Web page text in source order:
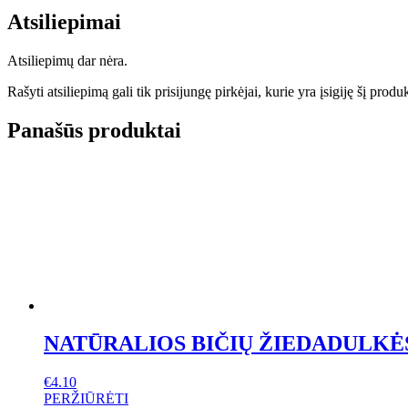
Atsiliepimai
Atsiliepimų dar nėra.
Rašyti atsiliepimą gali tik prisijungę pirkėjai, kurie yra įsigiję šį
Panašūs produktai
NATŪRALIOS BIČIŲ
€4.10
PERŽIŪRĖTI